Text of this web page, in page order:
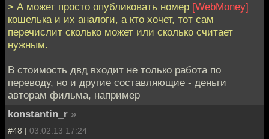
> А может просто опубликовать номер [WebMoney]
кошелька и их аналоги, а кто хочет, тот сам
перечислит сколько может или сколько считает
нужным.
В стоимость двд входит не только работа по
переводу, но и другие составляющие - деньги
авторам фильма, например
konstantin_r »
#48 | 03.02.13 17:24